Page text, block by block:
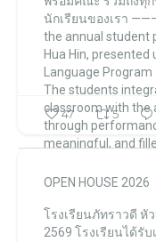
นักเรียนของเรา
the annual student
Hua Hin, presented
Language Program
The students
classroom with the
through
meaningful, and
47 5
OPEN HOUSE 2026
โรงเรียนภัทราวดี หั
2569 โรงเรียนได้รั